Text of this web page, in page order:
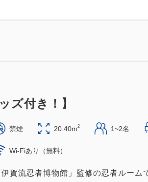
ズ付き！】
禁煙 20.40m2 1~2名
Wi-Fiあり（無料）
伊賀流忍者博物館」監修の忍者ルー